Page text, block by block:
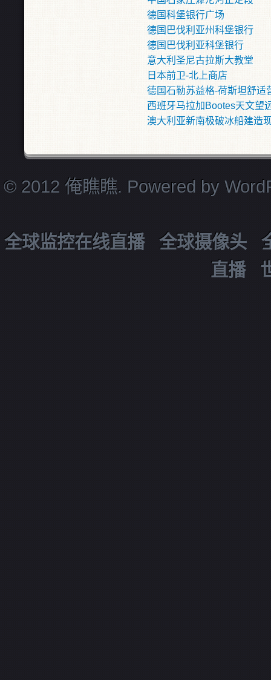
德国科堡银行广场
德国巴伐利亚州科堡银行
德国巴伐利亚科堡银行
意大利圣尼古拉斯大教堂
日本前卫-北上商店
德国石勒苏益格-荷斯坦舒适
西班牙马拉加Bootes天文望
澳大利亚新南极破冰船建造
© 2012 俺瞧瞧. Powered by
全球监控在线直播 全球摄像头
直播